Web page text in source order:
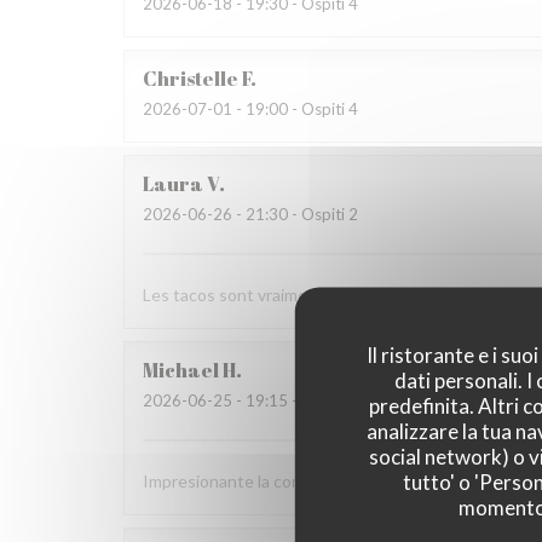
Il ristorante e i
dati personali. I
predefinita. Altri
analizzare la tua
social network) o
tutto' o
ChristelleF
2026-07-01 - 19:00 - Ospiti 4
LauraV
2026-06-26 - 21:30 - Ospiti 2
Les tacos sont vraiment bon. Excellent service!
MichaelH
2026-06-25 - 19:15 - Ospiti 3
Impresionante la comida mexicana, sobre todo la de